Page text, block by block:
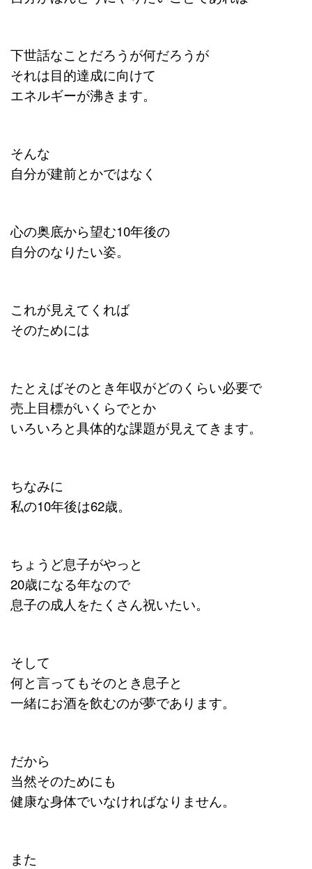
下世話なことだろうが何だろうが
それは目的達成に向けて
エネルギーが沸きます。
そんな
自分が建前とかではなく
心の奥底から望む10年後の
自分のなりたい姿。
これが見えてくれば
そのためには
たとえばそのとき年収がどのくらい必要で
売上目標がいくらでとか
いろいろと具体的な課題が見えてきます。
ちなみに
私の10年後は62歳。
ちょうど息子がやっと
20歳になる年なので
息子の成人をたくさん祝いたい。
そして
何と言ってもそのとき息子と
一緒にお酒を飲むのが夢であります。
だから
当然そのためにも
健康な身体でいなければなりません。
また